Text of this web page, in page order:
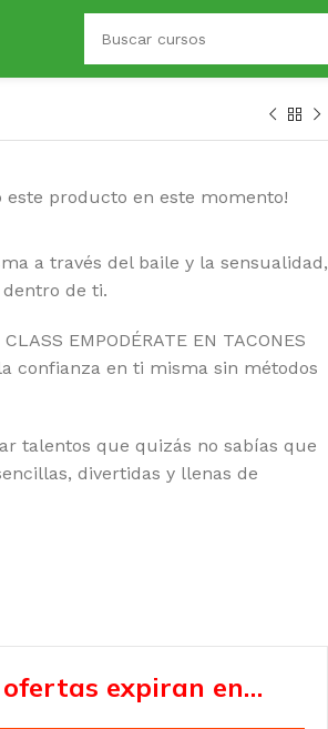
este producto en este momento!
a través del baile y la sensualidad,
de ti.
EMPODÉRATE EN TACONES
confianza en ti misma sin métodos
talentos que quizás no sabías que
divertidas y llenas de
expiran en…